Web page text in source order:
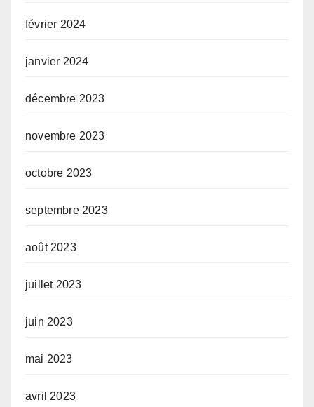
février 2024
janvier 2024
décembre 2023
novembre 2023
octobre 2023
septembre 2023
août 2023
juillet 2023
juin 2023
mai 2023
avril 2023